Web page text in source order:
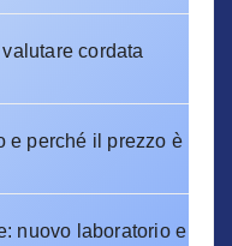
cordata
e perché il prezzo è
nuovo laboratorio e